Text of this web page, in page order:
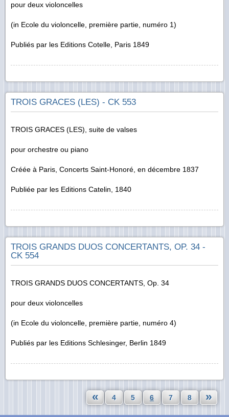
pour deux violoncelles
(in Ecole du violoncelle, première partie, numéro 1)
Publiés par les Editions Cotelle, Paris 1849
TROIS GRACES (LES) - CK 553
TROIS GRACES (LES), suite de valses
pour orchestre ou piano
Créée à Paris, Concerts Saint-Honoré, en décembre 1837
Publiée par les Editions Catelin, 1840
TROIS GRANDS DUOS CONCERTANTS, OP. 34 -
CK 554
TROIS GRANDS DUOS CONCERTANTS, Op. 34
pour deux violoncelles
(in Ecole du violoncelle, première partie, numéro 4)
Publiés par les Editions Schlesinger, Berlin 1849
« 4 5 6 7 8 »